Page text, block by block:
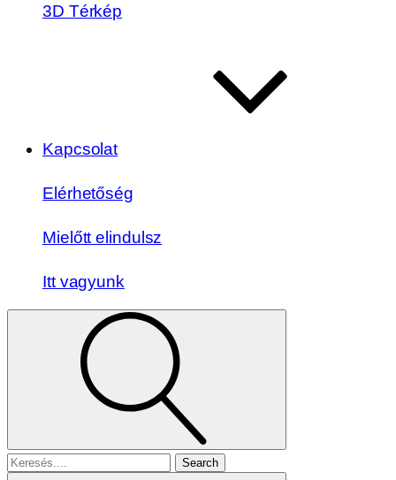
3D Térkép
Kapcsolat
Elérhetőség
Mielőtt elindulsz
Itt vagyunk
Search